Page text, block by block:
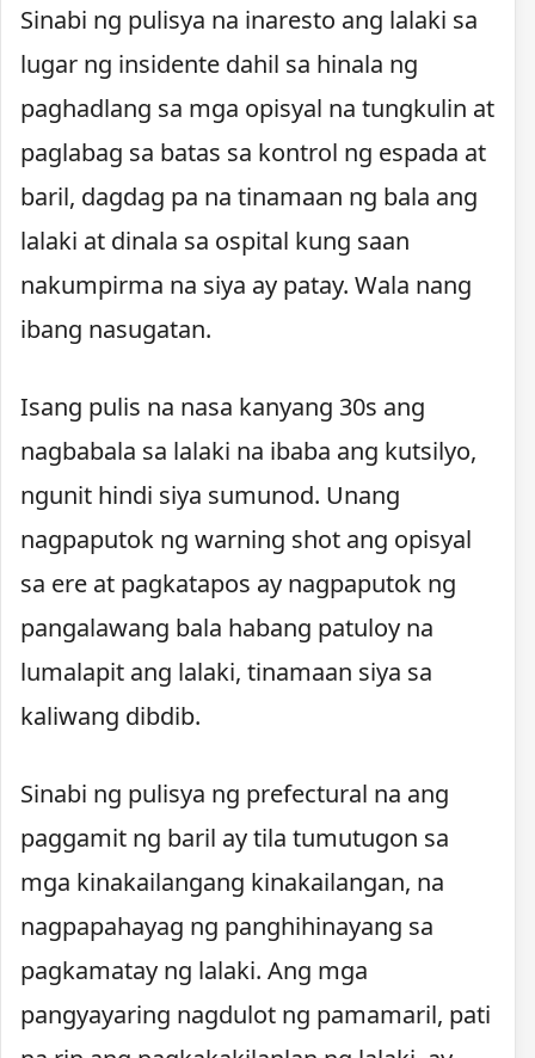
Sinabi ng pulisya na inaresto ang lalaki sa
lugar ng insidente dahil sa hinala ng
paghadlang sa mga opisyal na tungkulin at
paglabag sa batas sa kontrol ng espada at
baril, dagdag pa na tinamaan ng bala ang
lalaki at dinala sa ospital kung saan
nakumpirma na siya ay patay. Wala nang
ibang nasugatan.
Isang pulis na nasa kanyang 30s ang
nagbabala sa lalaki na ibaba ang kutsilyo,
ngunit hindi siya sumunod. Unang
nagpaputok ng warning shot ang opisyal
sa ere at pagkatapos ay nagpaputok ng
pangalawang bala habang patuloy na
lumalapit ang lalaki, tinamaan siya sa
kaliwang dibdib.
Sinabi ng pulisya ng prefectural na ang
paggamit ng baril ay tila tumutugon sa
mga kinakailangang kinakailangan, na
nagpapahayag ng panghihinayang sa
pagkamatay ng lalaki. Ang mga
pangyayaring nagdulot ng pamamaril, pati